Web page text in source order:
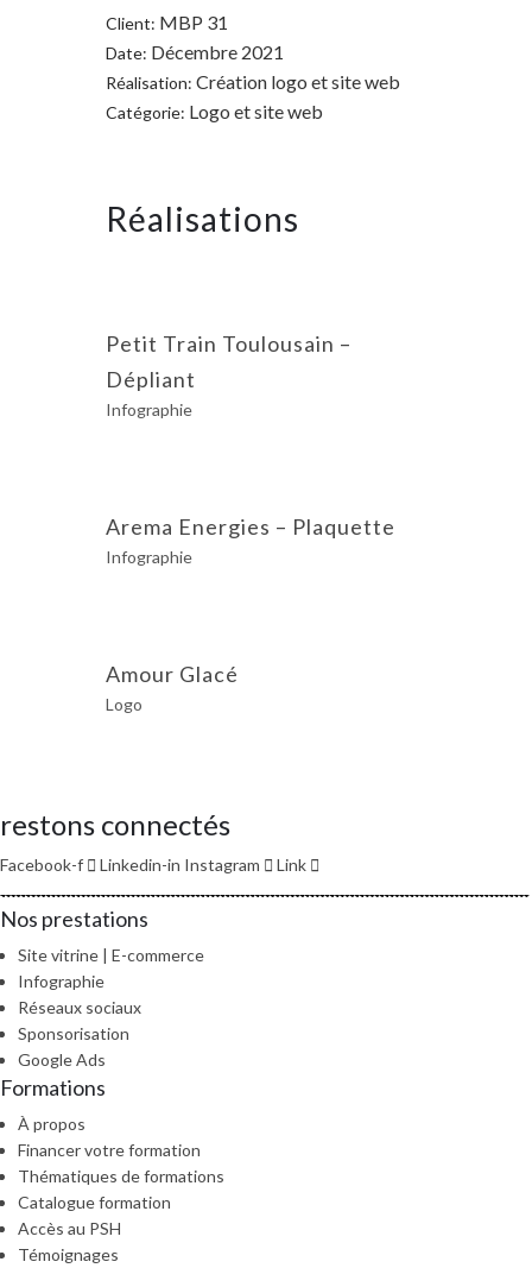
Client: MBP 31
Date: Décembre 2021
Réalisation: Création logo et site web
Catégorie: Logo et site web
Réalisations
Petit Train Toulousain –
Dépliant
Infographie
Arema Energies – Plaquette
Infographie
Amour Glacé
Logo
restons connectés
Facebook-f Linkedin-in Instagram Link
Nos prestations
Site vitrine | E-commerce
Infographie
Réseaux sociaux
Sponsorisation
Google Ads
Formations
À propos
Financer votre formation
Thématiques de formations
Catalogue formation
Accès au PSH
Témoignages